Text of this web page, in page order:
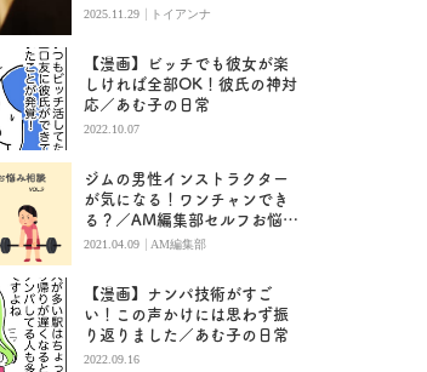
人？ハイスペ恋愛を追う(6)
2025.11.29 | トイアンナ
【漫画】ビッチでも彼女が楽
しければ全部OK！彼氏の神対
応／あむ子の日常
2022.10.07
ジムの男性インストラクター
が気になる！ワンチャンでき
る？／AM編集部セルフお悩み
相談
2021.04.09 | AM編集部
【漫画】ナンパ技術がすご
い！この声かけには思わず振
り返りました／あむ子の日常
2022.09.16